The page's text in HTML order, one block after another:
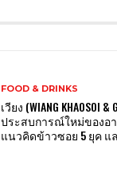
FOOD & DRINKS
เวียง (WIANG KHAOSOI &
ประสบการณ์ใหม่ของอ
แนวคิดข้าวซอย 5 ยุค และ